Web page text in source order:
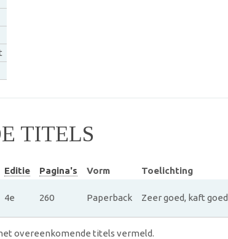
TITELS
Editie Pagina's Vorm Toelichting
4e 260 Paperback Zeer goed, kaft goed
overeenkomende titels vermeld.